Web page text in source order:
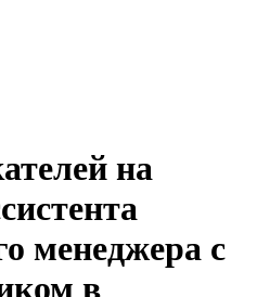
на
менеджера с
в